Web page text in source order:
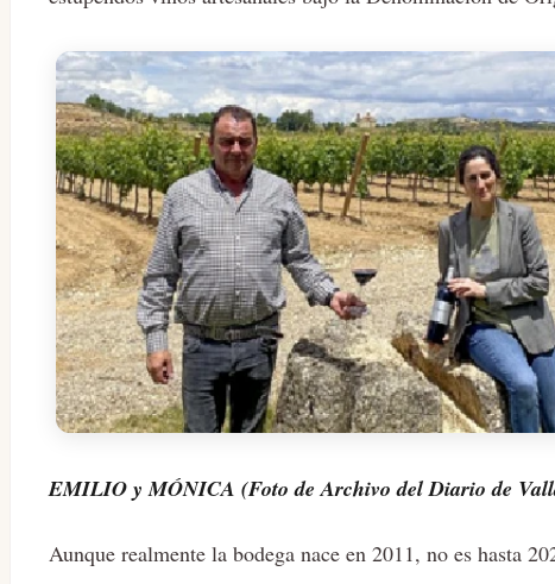
EMILIO y MÓNICA (Foto de Archivo del Diario de
Aunque realmente la bodega nace en 2011, no es hasta